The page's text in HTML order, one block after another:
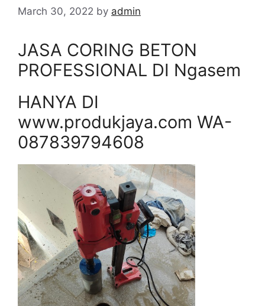
March 30, 2022 by admin
JASA CORING BETON
PROFESSIONAL DI Ngasem
HANYA DI
www.produkjaya.com WA-
087839794608